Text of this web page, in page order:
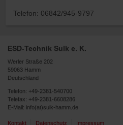
Telefon: 06842/945-9797
ESD-Technik Sulk e. K.
Werler Straße 202
59063 Hamm
Deutschland
Telefon: +49-2381-540700
Telefax: +49-2381-6608286
E-Mail: info(at)sulk-hamm.de
Kontakt Datenschutz Impressum